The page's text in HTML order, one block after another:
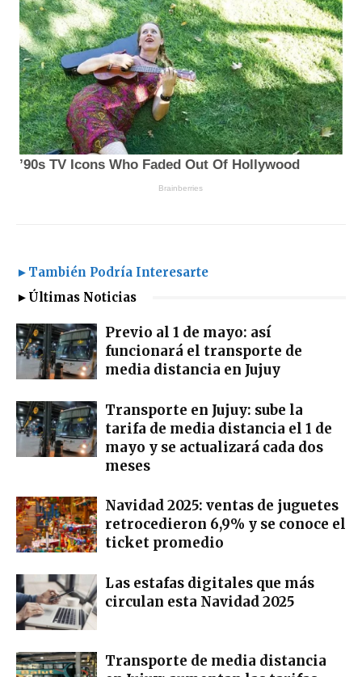
►También Podría Interesarte
►Últimas Noticias
Previo al 1 de mayo: así
funcionará el transporte de
media distancia en Jujuy
Transporte en Jujuy: sube la
tarifa de media distancia el 1 de
mayo y se actualizará cada dos
meses
Navidad 2025: ventas de juguetes
retrocedieron 6,9% y se conoce el
ticket promedio
Las estafas digitales que más
circulan esta Navidad 2025
Transporte de media distancia